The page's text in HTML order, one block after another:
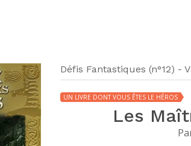
Défis Fantastiques (n°12) -
UN LIVRE DONT VOUS ÊTES LE HÉROS
Les